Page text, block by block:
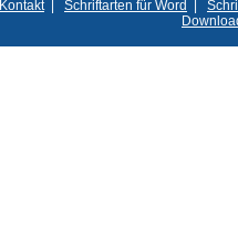
Kontakt| Schriftarten für Word